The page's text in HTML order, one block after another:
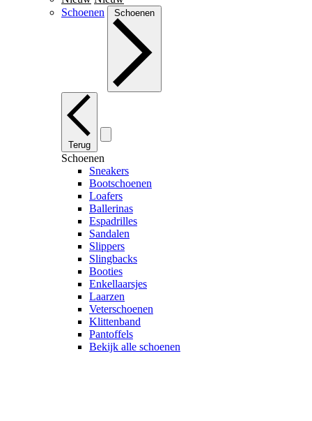
Schoenen
Schoenen
Terug
Schoenen
Sneakers
Bootschoenen
Loafers
Ballerinas
Espadrilles
Sandalen
Slippers
Slingbacks
Booties
Enkellaarsjes
Laarzen
Veterschoenen
Klittenband
Pantoffels
Bekijk alle schoenen